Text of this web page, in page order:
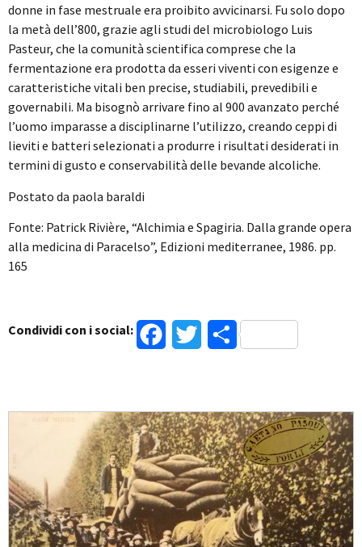
donne in fase mestruale era proibito avvicinarsi. Fu solo dopo
la metà dell’800, grazie agli studi del microbiologo Luis
Pasteur, che la comunità scientifica comprese che la
fermentazione era prodotta da esseri viventi con esigenze e
caratteristiche vitali ben precise, studiabili, prevedibili e
governabili. Ma bisognò arrivare fino al 900 avanzato perché
l’uomo imparasse a disciplinarne l’utilizzo, creando ceppi di
lieviti e batteri selezionati a produrre i risultati desiderati in
termini di gusto e conservabilità delle bevande alcoliche.
Postato da paola baraldi
Fonte: Patrick Rivière, “Alchimia e Spagiria. Dalla grande opera
alla medicina di Paracelso”, Edizioni mediterranee, 1986. pp.
165
Condividi con i social: FacebookTwitterCondividi